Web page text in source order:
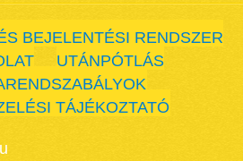
BEJELENTÉSI RENDSZER
UTÁNPÓTLÁS
TÁJÉKOZTATÓ